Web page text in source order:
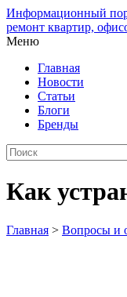
Информационный
ремонт квартир,
Меню
Главная
Новости
Статьи
Блоги
Бренды
Как
Главная > Вопросы и